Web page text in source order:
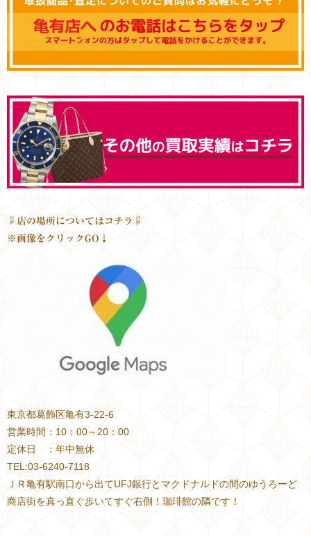
☟店の場所についてはコチラ☟
※画像をクリックGO↓
東京都葛飾区亀有3-22-6
営業時間：10：00～20：00
定休日 ：年中無休
TEL:03-6240-7118
ＪＲ亀有駅南口から出てUFJ銀行とマクドナルドの間のゆうろーど
商店街を真っ直ぐ歩いてすぐ右側！珈琲館の隣です！